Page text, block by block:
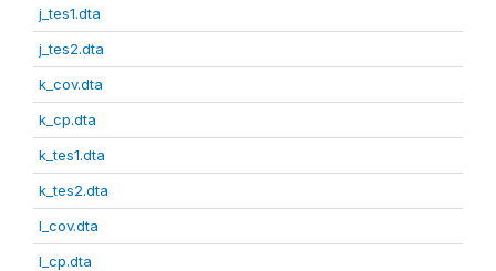
j_tes1.dta
j_tes2.dta
k_cov.dta
k_cp.dta
k_tes1.dta
k_tes2.dta
l_cov.dta
l_cp.dta